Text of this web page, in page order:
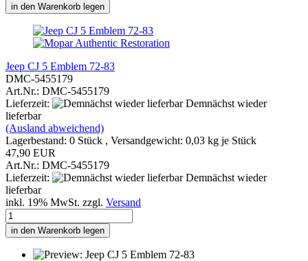
in den Warenkorb legen
Jeep CJ 5 Emblem 72-83
DMC-5455179
Art.Nr.: DMC-5455179
Lieferzeit:
Demnächst wieder
lieferbar
(Ausland abweichend)
Lagerbestand: 0 Stück , Versandgewicht: 0,03 kg je Stück
47,90 EUR
Art.Nr.: DMC-5455179
Lieferzeit:
Demnächst wieder
lieferbar
inkl. 19% MwSt. zzgl. Versand
in den Warenkorb legen